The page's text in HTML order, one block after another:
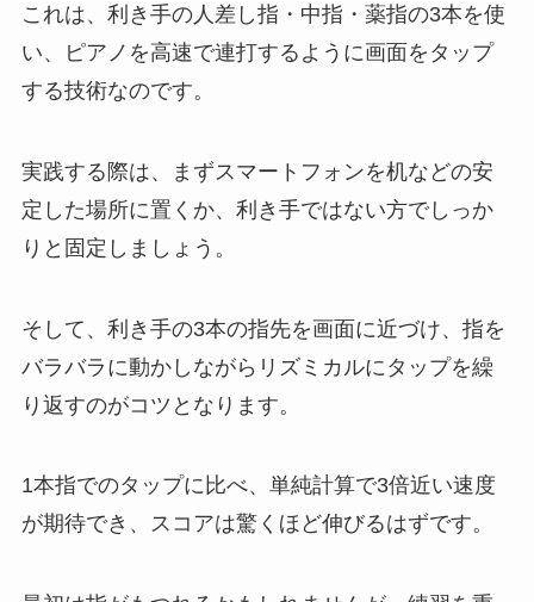
これは、利き手の人差し指・中指・薬指の3本を使
い、ピアノを高速で連打するように画面をタップ
する技術なのです。
実践する際は、まずスマートフォンを机などの安
定した場所に置くか、利き手ではない方でしっか
りと固定しましょう。
そして、利き手の3本の指先を画面に近づけ、指を
バラバラに動かしながらリズミカルにタップを繰
り返すのがコツとなります。
1本指でのタップに比べ、単純計算で3倍近い速度
が期待でき、スコアは驚くほど伸びるはずです。